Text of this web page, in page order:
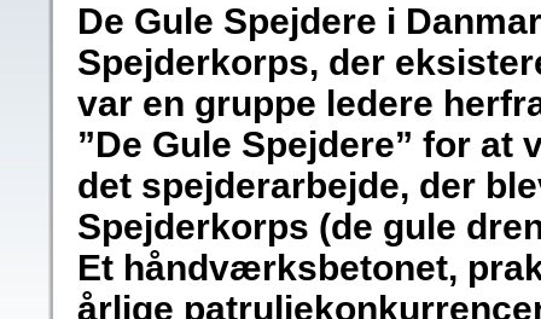
De Gule Spejdere i
Spejderkorps, der
var en gruppe ledere
”De Gule Spejdere” for
det spejderarbejde, der
Spejderkorps (de gule
Et håndværksbetonet,
årlige